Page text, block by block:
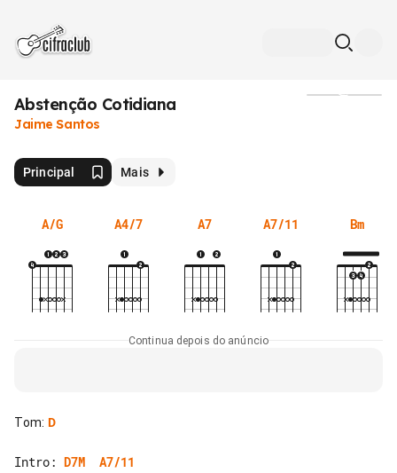
Abstenção Cotidiana
Jaime Santos
Principal Mais
A/G A4/7 A7 A7/11 Bm
Continua depois do anúncio
Tom: D
Intro: D7M A7/11